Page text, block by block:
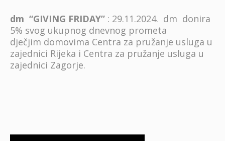
dm “GIVING FRIDAY”: 29.11.2024. dm donira
5% svog ukupnog dnevnog prometa
dječjim domovima Centra za pružanje usluga u
zajednici Rijeka i Centra za pružanje usluga u
zajednici Zagorje.